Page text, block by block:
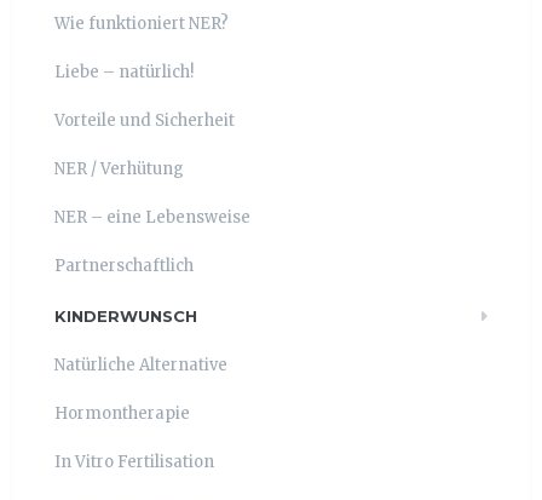
Wie funktioniert NER?
Liebe – natürlich!
Vorteile und Sicherheit
NER / Verhütung
NER – eine Lebensweise
Partnerschaftlich
KINDERWUNSCH
Natürliche Alternative
Hormontherapie
In Vitro Fertilisation